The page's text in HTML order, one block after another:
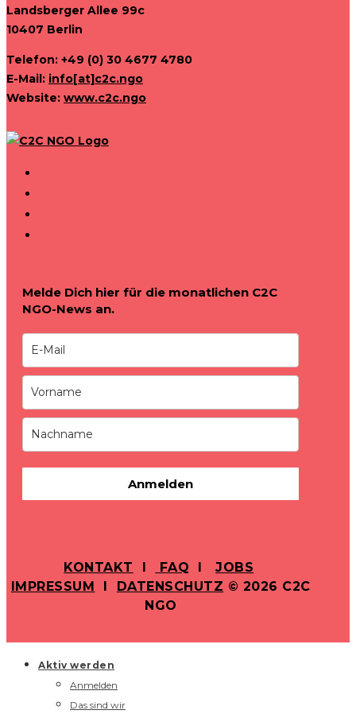
Landsberger Allee 99c
10407 Berlin
Telefon: +49 (0) 30 4677 4780
E-Mail: info[at]c2c.ngo
Website: www.c2c.ngo
Melde Dich hier für die monatlichen C2C
NGO-News an.
Anmelden
KONTAKT I FAQ IJOBS
IMPRESSUM I DATENSCHUTZ © 2026 C2C
NGO
Aktiv werden
Anmelden
Das sind wir